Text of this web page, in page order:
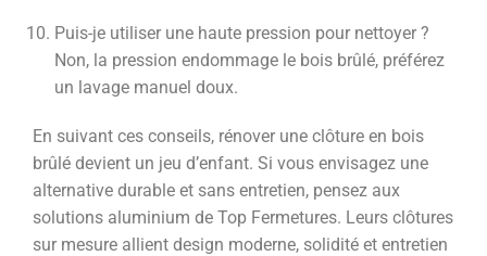
Puis-je utiliser une haute pression pour nettoyer ?
Non, la pression endommage le bois brûlé, préférez
un lavage manuel doux.
En suivant ces conseils, rénover une clôture en bois
brûlé devient un jeu d’enfant. Si vous envisagez une
alternative durable et sans entretien, pensez aux
solutions aluminium de Top Fermetures. Leurs clôtures
sur mesure allient design moderne, solidité et entretien